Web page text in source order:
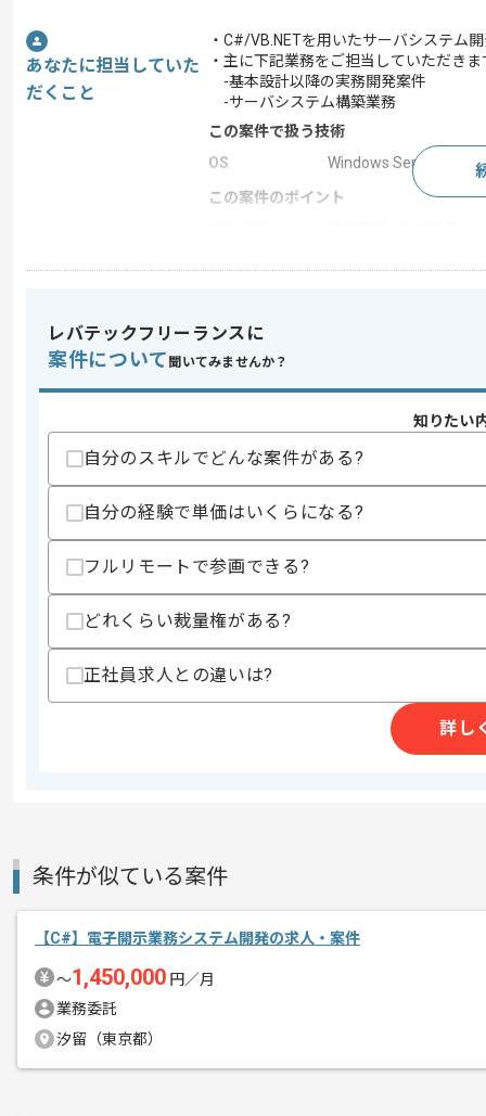
あなたに担当していた
だくこと
・C#/VB.NETを用いたサーバシステム
・主に下記業務をご担当していただきま
-基本設計以降の実務開発案件
-サーバシステム構築業務
この案件で扱う技術
OS
Windows Server
この案件のポイント
ム
基幹業務システム
求めるスキル
・C#又はVB.NETを用いたシステム実務
スキルに不安がある方へ
上記に似た経験やスキルをお持ちであれば申
精算・お支払い
精算基準時間
支払いサイト
15日
エージェントからのコ
メント
レバテックフリーランスに
案件について 聞いてみませんか？
知りたい
自分のスキルでどんな案件がある?
自分の経験で単価はいくらになる?
フルリモートで参画できる?
どれくらい裁量権がある?
正社員求人との違いは?
詳し
条件が似ている案件
【C#】電子開示業務システム開発の求人・案件
〜1,450,000 円／月
業務委託
汐留（東京都）